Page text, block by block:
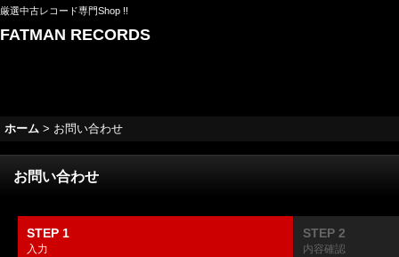
厳選中古レコード専門Shop !!
FATMAN RECORDS
ホーム > お問い合わせ
お問い合わせ
STEP 1
入力
STEP 2
内容確認